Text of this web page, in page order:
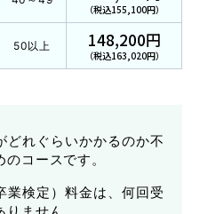
受付）
（税込155,100円）
50以上 148,200円
（税込163,020円）
どれぐらいかかるのか不
コースです。
業検定）料金は、何回受